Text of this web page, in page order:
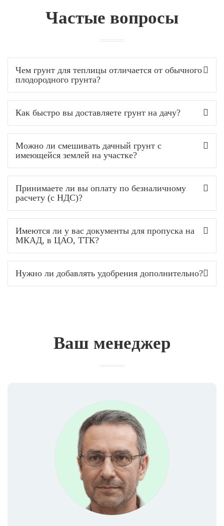
Частые вопросы
Чем грунт для теплицы отличается от обычного
плодородного грунта?
Как быстро вы доставляете грунт на дачу?
Можно ли смешивать дачный грунт с
имеющейся землей на участке?
Принимаете ли вы оплату по безналичному
расчету (с НДС)?
Имеются ли у вас документы для пропуска на
МКАД, в ЦАО, ТТК?
Нужно ли добавлять удобрения дополнительно?
Ваш менеджер